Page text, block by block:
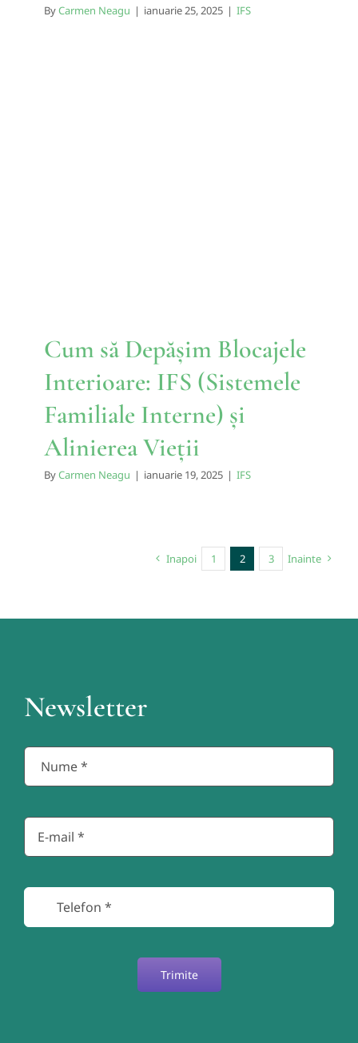
ByCarmen Neagu | ianuarie 25, 2025 | IFS
Cum să Depășim Blocajele
Interioare: IFS (Sistemele
Familiale Interne) și
Alinierea Vieții
ByCarmen Neagu | ianuarie 19, 2025 | IFS
Inapoi 1 2 3 Inainte
Newsletter
Trimite